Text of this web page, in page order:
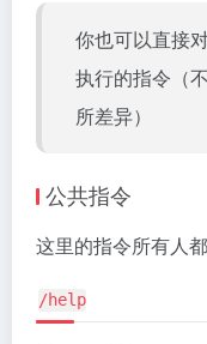
你也可以直接
执行的指令（
所差异）
公共指令
这里的指令所有人
/help